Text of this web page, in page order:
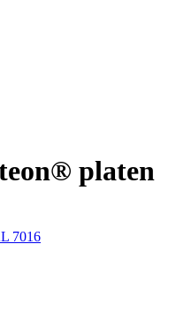
platen
7016